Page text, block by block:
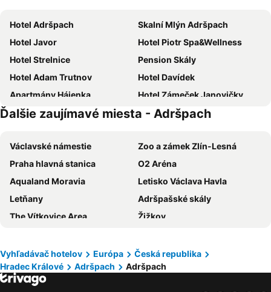
Hotel Adršpach
Skalní Mlýn Adršpach
Hotel Javor
Hotel Piotr Spa&Wellness
Hotel Strelnice
Pension Skály
Hotel Adam Trutnov
Hotel Davídek
Apartmány Hájenka
Hotel Zámeček Janovičky
Pension&restaurace Zelený Mlýn
Penzion Čtyřlístek
Penzion Pohoda
Hotel Orlík
Hotel Lubavia
Grund Resort Golf & Ski
Hotel Alfa
Wellness Pension Iveta
ibis Styles Walbrzych
Dům Hostů Klášter Broumov
Hotel Praha
Zajazd Magrani
Apartmány Irisis
Penzion Oliver
Hotel Veba
Penzion-Restaurace Kaminek
Zajazd Zachęta
Ďalšie zaujímavé miesta - Adršpach
Václavské námestie
Zoo a zámek Zlín-Lesná
Praha hlavná stanica
O2 Aréna
Aqualand Moravia
Letisko Václava Havla
Letňany
Adršpašské skály
The Vítkovice Area
Žižkov
Staré Město
Karlov most
Florenc Bus Terminal
Dejvice
Vinohrady
Vyhľadávač hotelov Európa
Česká republika
Hradec Králové
Adršpach Adršpach